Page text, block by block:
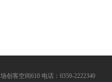
创客空间610 电话：0359-2222340